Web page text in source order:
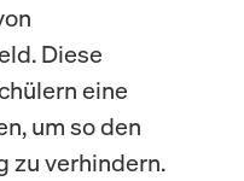
Diese
eine
um so den
zu verhindern.